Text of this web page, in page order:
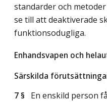
standarder och
se till att deaktiverade
funktionsodugliga.
Enhandsvapen och
Särskilda
7 § En enskild person